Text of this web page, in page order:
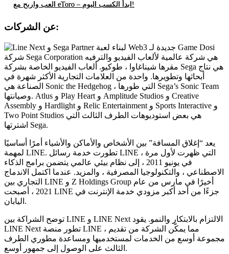
العب واربح مع eToro – ابدأ الكسب اليوم!
عن الشركات:
شركة Sega Corporation هي شركة عالمية لألعاب الفيديو والترفيه
مقرها شيناغاوا ، طوكيو. ألعاب الفيديو الخاصة بشركة Sega هي نتاج
أبحاثها وتطويرها. واحدة من العلامات التجارية الأكثر شهرة في
الصناعة هي Sonic the Hedgehog ، التي طورها Sega’s Sonic Team
وصيانتها. Atlus و Play Heart و Amplitude Studios و Creative
Assembly و Hardlight و Relic Entertainment و Sports Interactive و
Two Point Studios هي بعض استوديوهات الطرف الثالث التي
اشترتها Sega.
يعد “إغلاق المسافة” بين الأشخاص والأماكن والأشياء أمرًا أساسيًا
لمهمة LINE. تطورت خدمة رسائل LINE ، التي ظهرت لأول مرة
في يونيو 2011 ، إلى نظام بيئي عالمي يتضمن برامج الذكاء
الاصطناعي ، والتكنولوجيا المصرفية ، والمزيد. عندما اكتمل الاندماج
التجاري بين LINE و Z Holdings Group أخيرًا في مارس من عام
2021 ، أصبحت LINE جزءًا من أحد أكبر مزودي خدمة الإنترنت في
اليابان.
توضح الشراكة بين LINE و LINE Next الالتزام بالابتكار والنمو. يقود
LINE Next تطور منصة LINE ، مما يمكّن الشركة من تقديم
مجموعة أوسع من الخدمات لمستخدميها ومساعدة مطوري الطرف
الثالث على الوصول إلى جمهور أوسع.